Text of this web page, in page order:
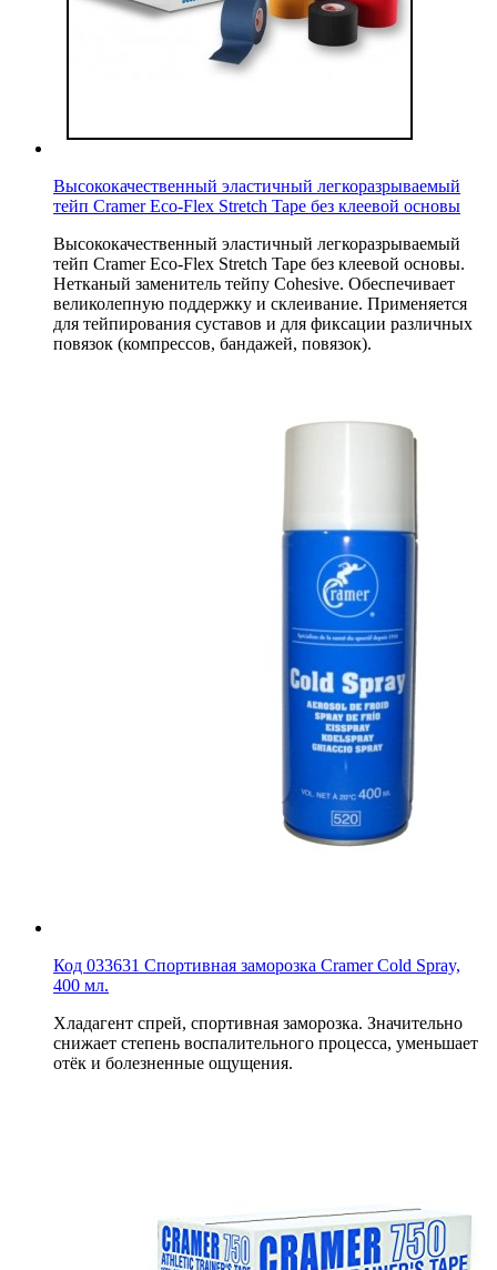
Высококачественный эластичный легкоразрываемый
тейп Cramer Eco-Flex Stretch Tape без клеевой основы
Высококачественный эластичный легкоразрываемый
тейп Cramer Eco-Flex Stretch Tape без клеевой основы.
Нетканый заменитель тейпу Cohesive. Обеспечивает
великолепную поддержку и склеивание. Применяется
для тейпирования суставов и для фиксации различных
повязок (компрессов, бандажей, повязок).
Код 033631 Спортивная заморозка Cramer Cold Spray,
400 мл.
Хладагент спрей, спортивная заморозка. Значительно
снижает степень воспалительного процесса, уменьшает
отёк и болезненные ощущения.